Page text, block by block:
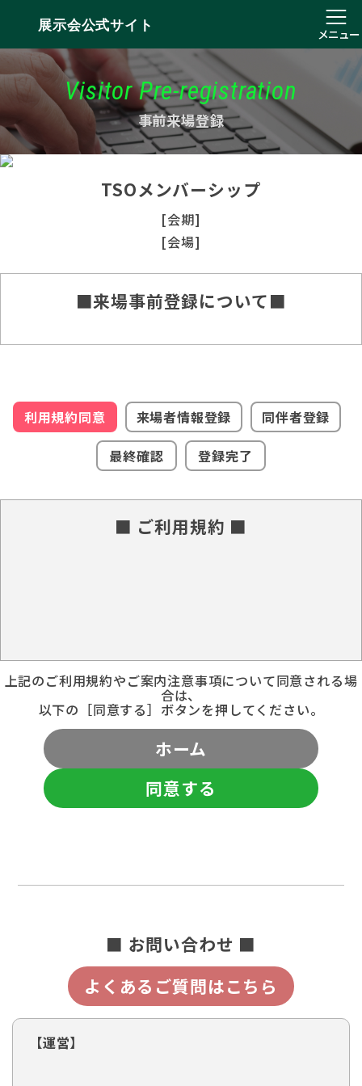
展示会公式サイト
メニュー
Visitor Pre-registration
事前来場登録
TSOメンバーシップ
[会期]
[会場]
■来場事前登録について■
利用規約同意 来場者情報登録
同伴者登録
最終確認
登録完了
■ ご利用規約 ■
上記のご利用規約やご案内注意事項について同意される場
合は、
以下の［同意する］ボタンを押してください。
ホーム
同意する
■ お問い合わせ ■
よくあるご質問はこちら
【運営】